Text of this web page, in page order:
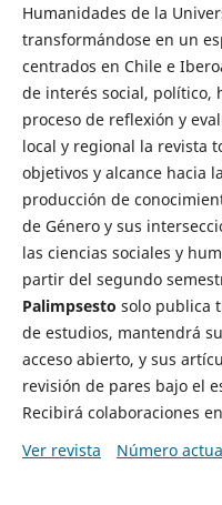
Humanidades de la
transformándose en un
centrados en Chile e
de interés social, político,
proceso de reflexión y
local y regional la revista
objetivos y alcance hacia
producción de
de Género y sus
las ciencias sociales y
partir del segundo
Palimpsesto solo publica
de estudios, mantendrá
acceso abierto, y sus
revisión de pares bajo el
Recibirá colaboraciones
Ver revista
Número